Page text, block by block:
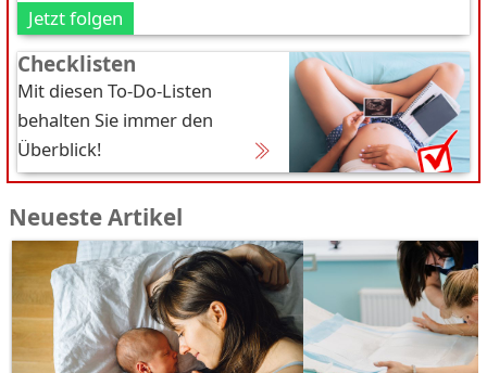
Jetzt folgen
Checklisten
Mit diesen To-Do-Listen
behalten Sie immer den
Überblick!
Neueste Artikel